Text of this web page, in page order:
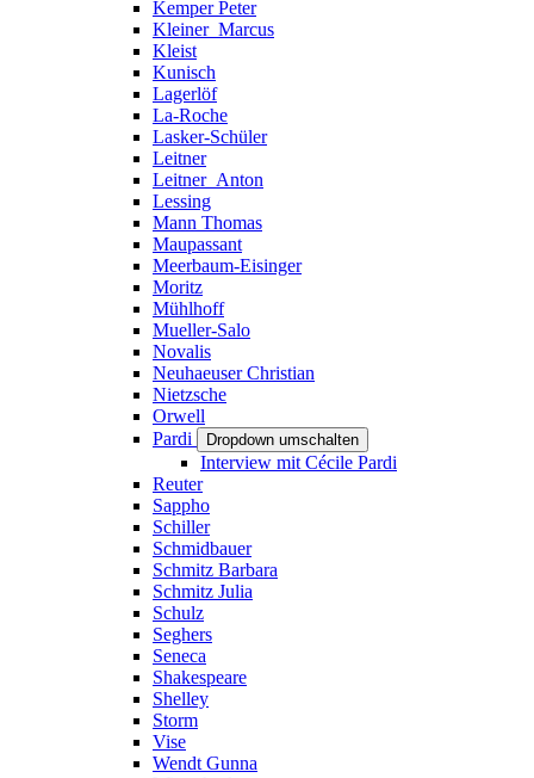
Kemper Peter
Kleiner_Marcus
Kleist
Kunisch
Lagerlöf
La-Roche
Lasker-Schüler
Leitner
Leitner_Anton
Lessing
Mann Thomas
Maupassant
Meerbaum-Eisinger
Moritz
Mühlhoff
Mueller-Salo
Novalis
Neuhaeuser Christian
Nietzsche
Orwell
Pardi
Dropdown umschalten
Interview mit Cécile Pardi
Reuter
Sappho
Schiller
Schmidbauer
Schmitz Barbara
Schmitz Julia
Schulz
Seghers
Seneca
Shakespeare
Shelley
Storm
Vise
Wendt Gunna